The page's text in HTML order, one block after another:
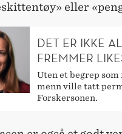
eller
DET ER IKKE
FREMMER
Uten et begrep
menn ville tatt
Forskersonen.